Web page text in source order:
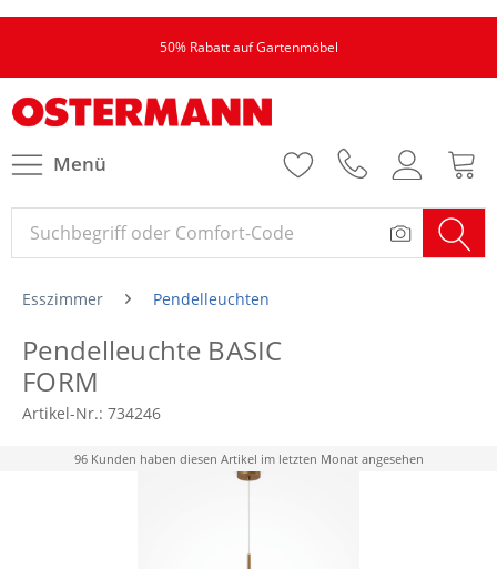
50% Rabatt auf Gartenmöbel
Menü
Esszimmer Pendelleuchten
Pendelleuchte BASIC
FORM
Artikel-Nr.: 734246
96 Kunden haben diesen Artikel im letzten Monat angesehen